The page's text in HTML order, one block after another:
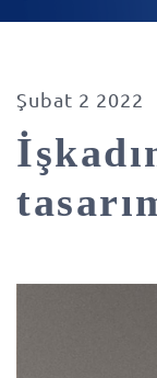
Şubat 2 2022